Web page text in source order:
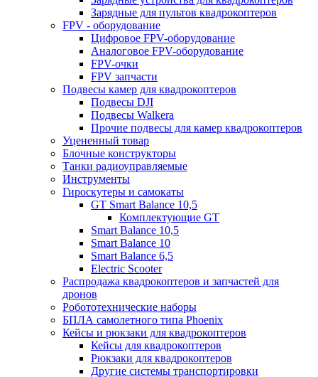
Зарядные для пультов квадрокоптеров
FPV - оборудование
Цифровое FPV-оборудование
Аналоговое FPV-оборудование
FPV-очки
FPV запчасти
Подвесы камер для квадрокоптеров
Подвесы DJI
Подвесы Walkera
Прочие подвесы для камер квадрокоптеров
Уцененный товар
Блочные конструкторы
Танки радиоуправляемые
Инструменты
Гироскутеры и самокаты
GT Smart Balance 10,5
Комплектующие GT
Smart Balance 10,5
Smart Balance 10
Smart Balance 6,5
Electric Scooter
Распродажа квадрокоптеров и запчастей для
дронов
Робототехнические наборы
БПЛА самолетного типа Phoenix
Кейсы и рюкзаки для квадрокоптеров
Кейсы для квадрокоптеров
Рюкзаки для квадрокоптеров
Другие системы транспортировки